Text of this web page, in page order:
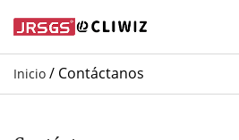
Inicio / Contáctanos